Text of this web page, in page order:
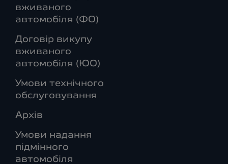
вживаного
автомобіля (ФО)
Договір викупу
вживаного
автомобіля (ЮО)
Умови технічного
обслуговування
Архів
Умови надання
підмінного
автомобіля